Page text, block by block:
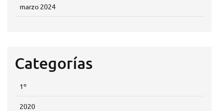
marzo 2024
Categorías
1º
2020